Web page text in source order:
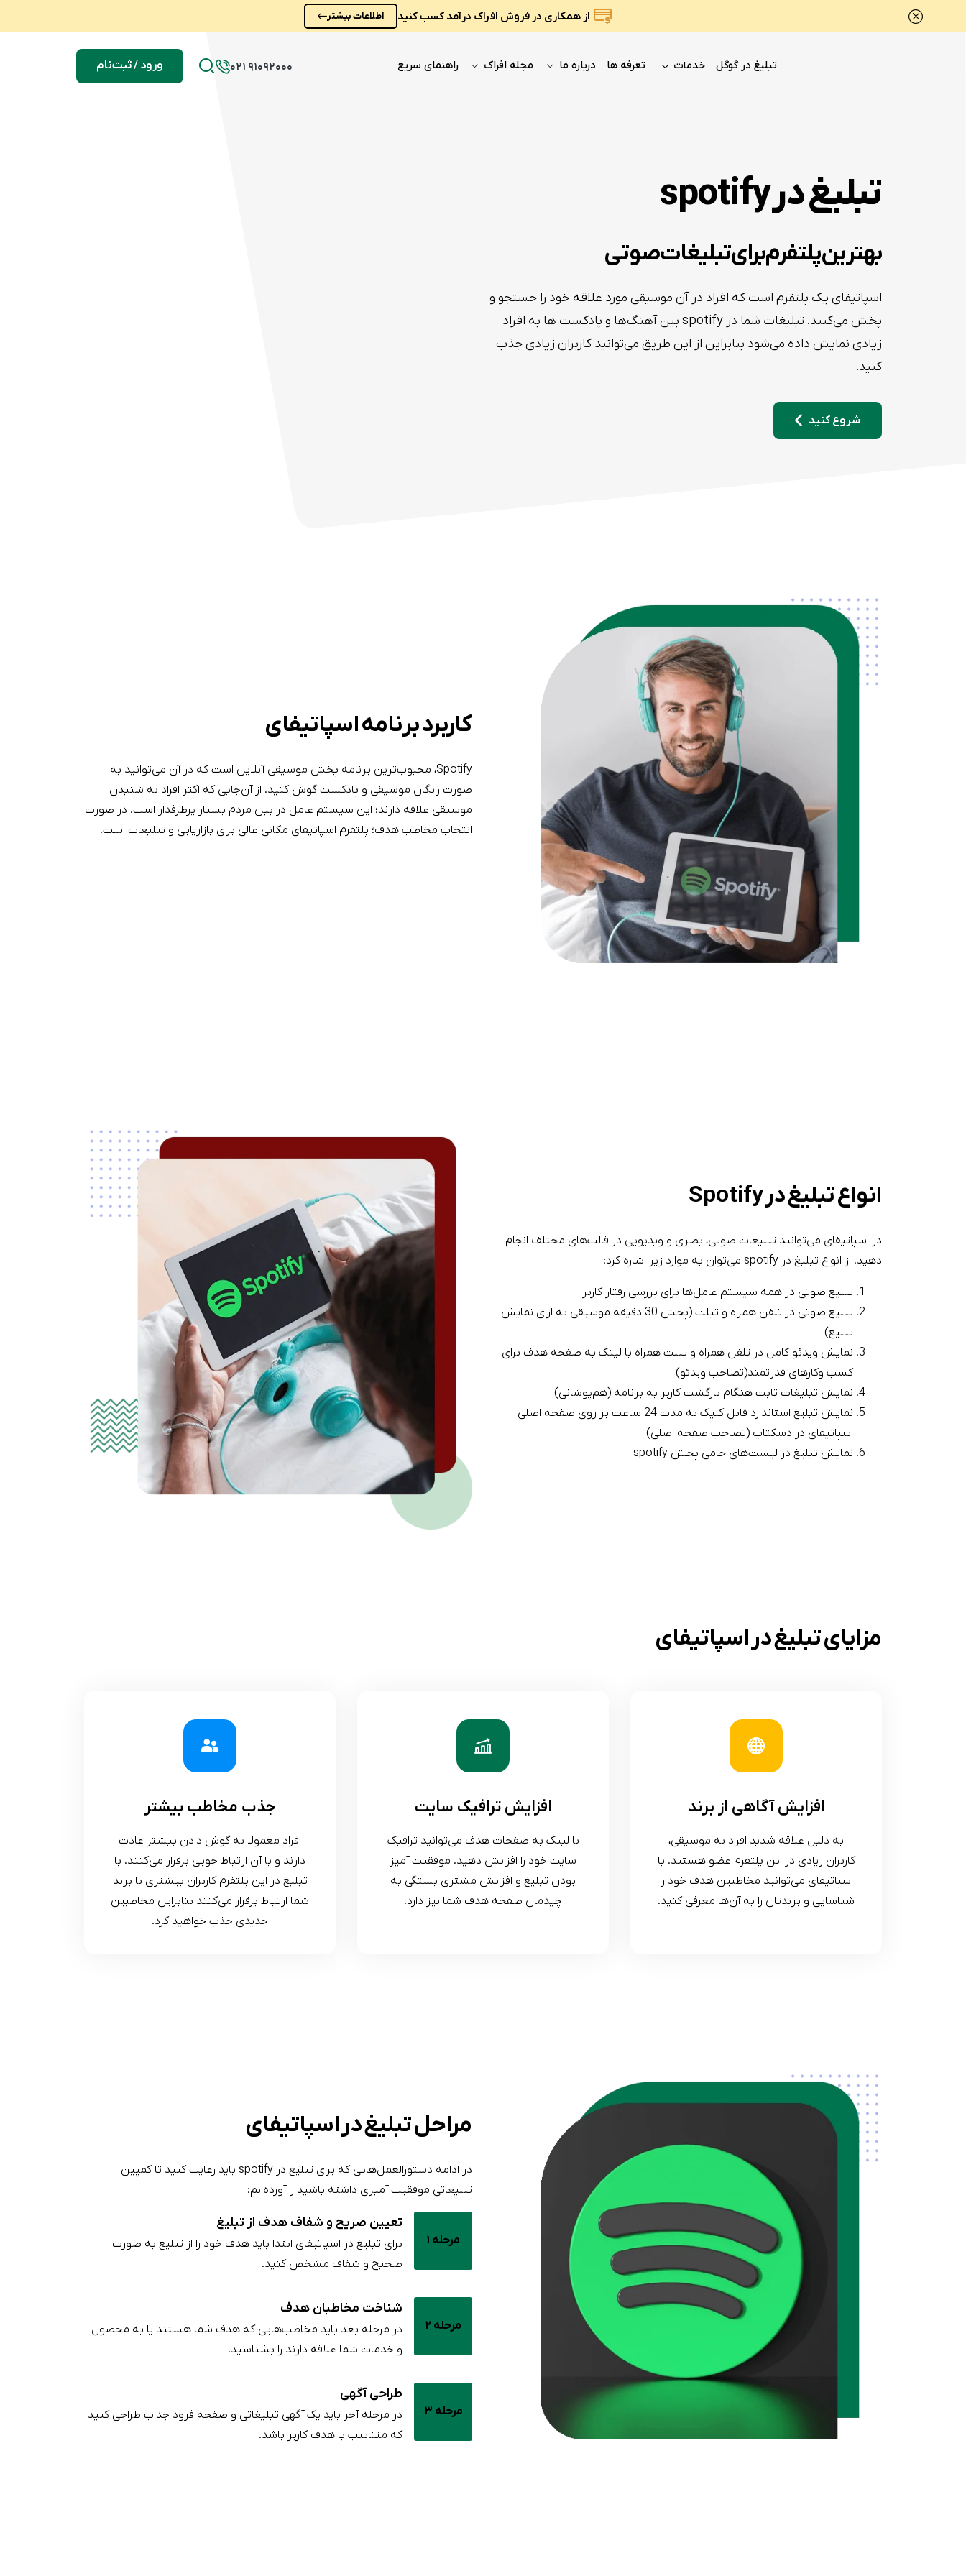
از همکاری در فروش افراک درآمد کسب کنید اطلاعات بیشتر
تبلیغ در گوگل خدمات تعرفه ها درباره ما مجله افراک راهنمای سریع 021 91092000 ورود / ثبت‌نام
تبلیغ در spotify
بهترین پلتفرم برای تبلیغات صوتی
اسپاتیفای یک پلتفرم است که افراد در آن موسیقی مورد علاقه خود را جستجو و
پخش می‌کنند. تبلیغات شما در spotify بین آهنگ‌ها و پادکست ها به افراد
زیادی نمایش داده می‌شود بنابراین از این طریق می‌توانید کاربران زیادی جذب
کنید.
شروع کنید
کاربرد برنامه اسپاتیفای
Spotify، محبوب‌ترین برنامه پخش موسیقی آنلاین است که در آن می‌توانید به
صورت رایگان موسیقی و پادکست گوش کنید. از آن‌جایی که اکثر افراد به شنیدن
موسیقی علاقه دارند؛ این سیستم عامل در بین مردم بسیار پرطرفدار است. در صورت
انتخاب مخاطب هدف؛ پلتفرم اسپاتیفای مکانی عالی برای بازاریابی و تبلیغات است.
انواع تبلیغ در Spotify
در اسپاتیفای می‌توانید تبلیغات صوتی، بصری و ویدیویی در قالب‌های مختلف انجام
دهید. از انواع تبلیغ در spotify می‌توان به موارد زیر اشاره کرد:
تبلیغ صوتی در همه سیستم عامل‌ها برای بررسی رفتار کاربر
تبلیغ صوتی در تلفن همراه و تبلت (پخش 30 دقیقه موسیقی به ازای نمایش
تبلیغ)
نمایش ویدئو کامل در تلفن همراه و تبلت همراه با لینک به صفحه هدف برای
کسب وکارهای قدرتمند(تصاحب ویدئو)
نمایش تبلیغات ثابت هنگام بازگشت کاربر به برنامه (هم‌پوشانی)
نمایش تبلیغ استاندارد قابل کلیک به مدت 24 ساعت بر روی صفحه اصلی
اسپاتیفای در دسکتاپ (تصاحب صفحه اصلی)
نمایش تبلیغ در لیست‌های حامی پخش spotify
مزایای تبلیغ در اسپاتیفای
افزایش آگاهی از برند
به دلیل علاقه شدید افراد به موسیقی،
کاربران زیادی در این پلتفرم عضو هستند. با
اسپاتیفای می‌توانید مخاطبین هدف خود را
شناسایی و برندتان را به آن‌ها معرفی کنید.
افزایش ترافیک سایت
با لینک به صفحات هدف می‌توانید ترافیک
سایت خود را افزایش دهید. موفقیت آمیز
بودن تبلیغ و افزایش مشتری بستگی به
چیدمان صفحه هدف شما نیز دارد.
جذب مخاطب بیشتر
افراد معمولا به گوش دادن بیشتر عادت
دارند و با آن ارتباط خوبی برقرار می‌کنند. با
تبلیغ در این پلتفرم کاربران بیشتری با برند
شما ارتباط برقرار می‌کنند بنابراین مخاطبین
جدیدی جذب خواهید کرد.
مراحل تبلیغ در اسپاتیفای
در ادامه دستورالعمل‌هایی که برای تبلیغ در spotify باید رعایت کنید تا کمپین
تبلیغاتی موفقیت آمیزی داشته باشید را آورده‌ایم:
مرحله 1
تعیین صریح و شفاف هدف از تبلیغ
برای تبلیغ در اسپاتیفای ابتدا باید هدف خود را از تبلیغ به صورت
صحیح و شفاف مشخص کنید.
مرحله 2
شناخت مخاطبان هدف
در مرحله بعد باید مخاطب‌هایی که هدف شما هستند یا به محصول
و خدمات شما علاقه دارند را بشناسید.
مرحله 3
طراحی آگهی
در مرحله آخر باید یک آگهی تبلیغاتی و صفحه فرود جذاب طراحی کنید
که متناسب با هدف کاربر باشد.